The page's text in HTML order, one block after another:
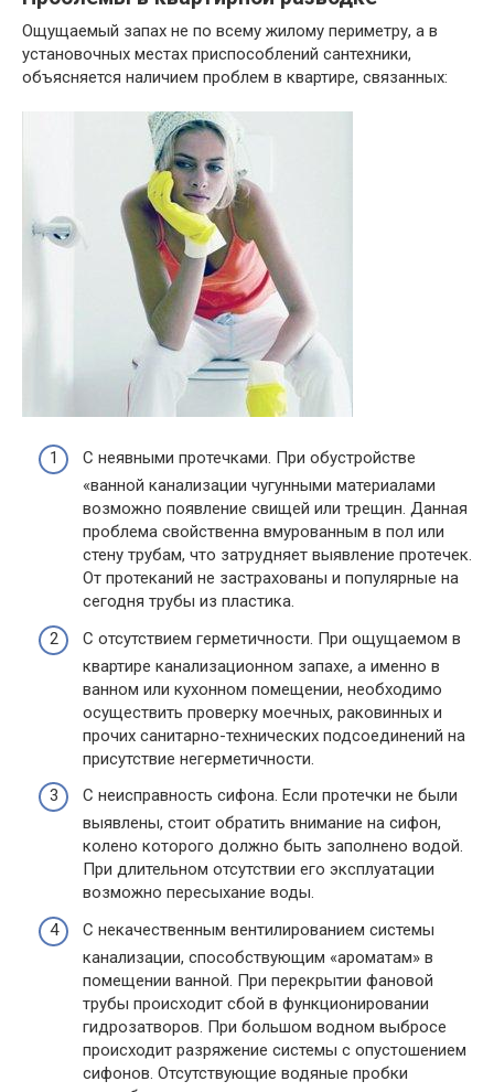
Ощущаемый запах не по всему жилому периметру, а в
установочных местах приспособлений сантехники,
объясняется наличием проблем в квартире, связанных:
С неявными протечками. При обустройстве
«ванной канализации чугунными материалами
возможно появление свищей или трещин. Данная
проблема свойственна вмурованным в пол или
стену трубам, что затрудняет выявление протечек.
От протеканий не застрахованы и популярные на
сегодня трубы из пластика.
С отсутствием герметичности. При ощущаемом в
квартире канализационном запахе, а именно в
ванном или кухонном помещении, необходимо
осуществить проверку моечных, раковинных и
прочих санитарно-технических подсоединений на
присутствие негерметичности.
С неисправность сифона. Если протечки не были
выявлены, стоит обратить внимание на сифон,
колено которого должно быть заполнено водой.
При длительном отсутствии его эксплуатации
возможно пересыхание воды.
С некачественным вентилированием системы
канализации, способствующим «ароматам» в
помещении ванной. При перекрытии фановой
трубы происходит сбой в функционировании
гидрозатворов. При большом водном выбросе
происходит разряжение системы с опустошением
сифонов. Отсутствующие водяные пробки